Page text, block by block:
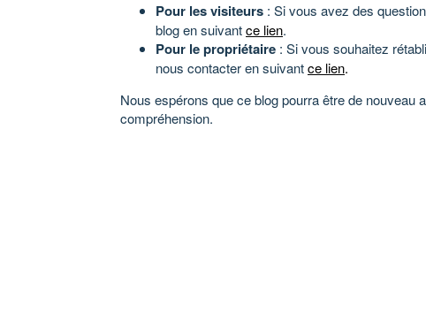
Pour les visiteurs : Si vous avez des
blog en suivantce lien.
Pour le propriétaire : Si vous souhaitez
nous contacter en suivantce lien.
Nous espérons que ce blog pourra être de
compréhension.